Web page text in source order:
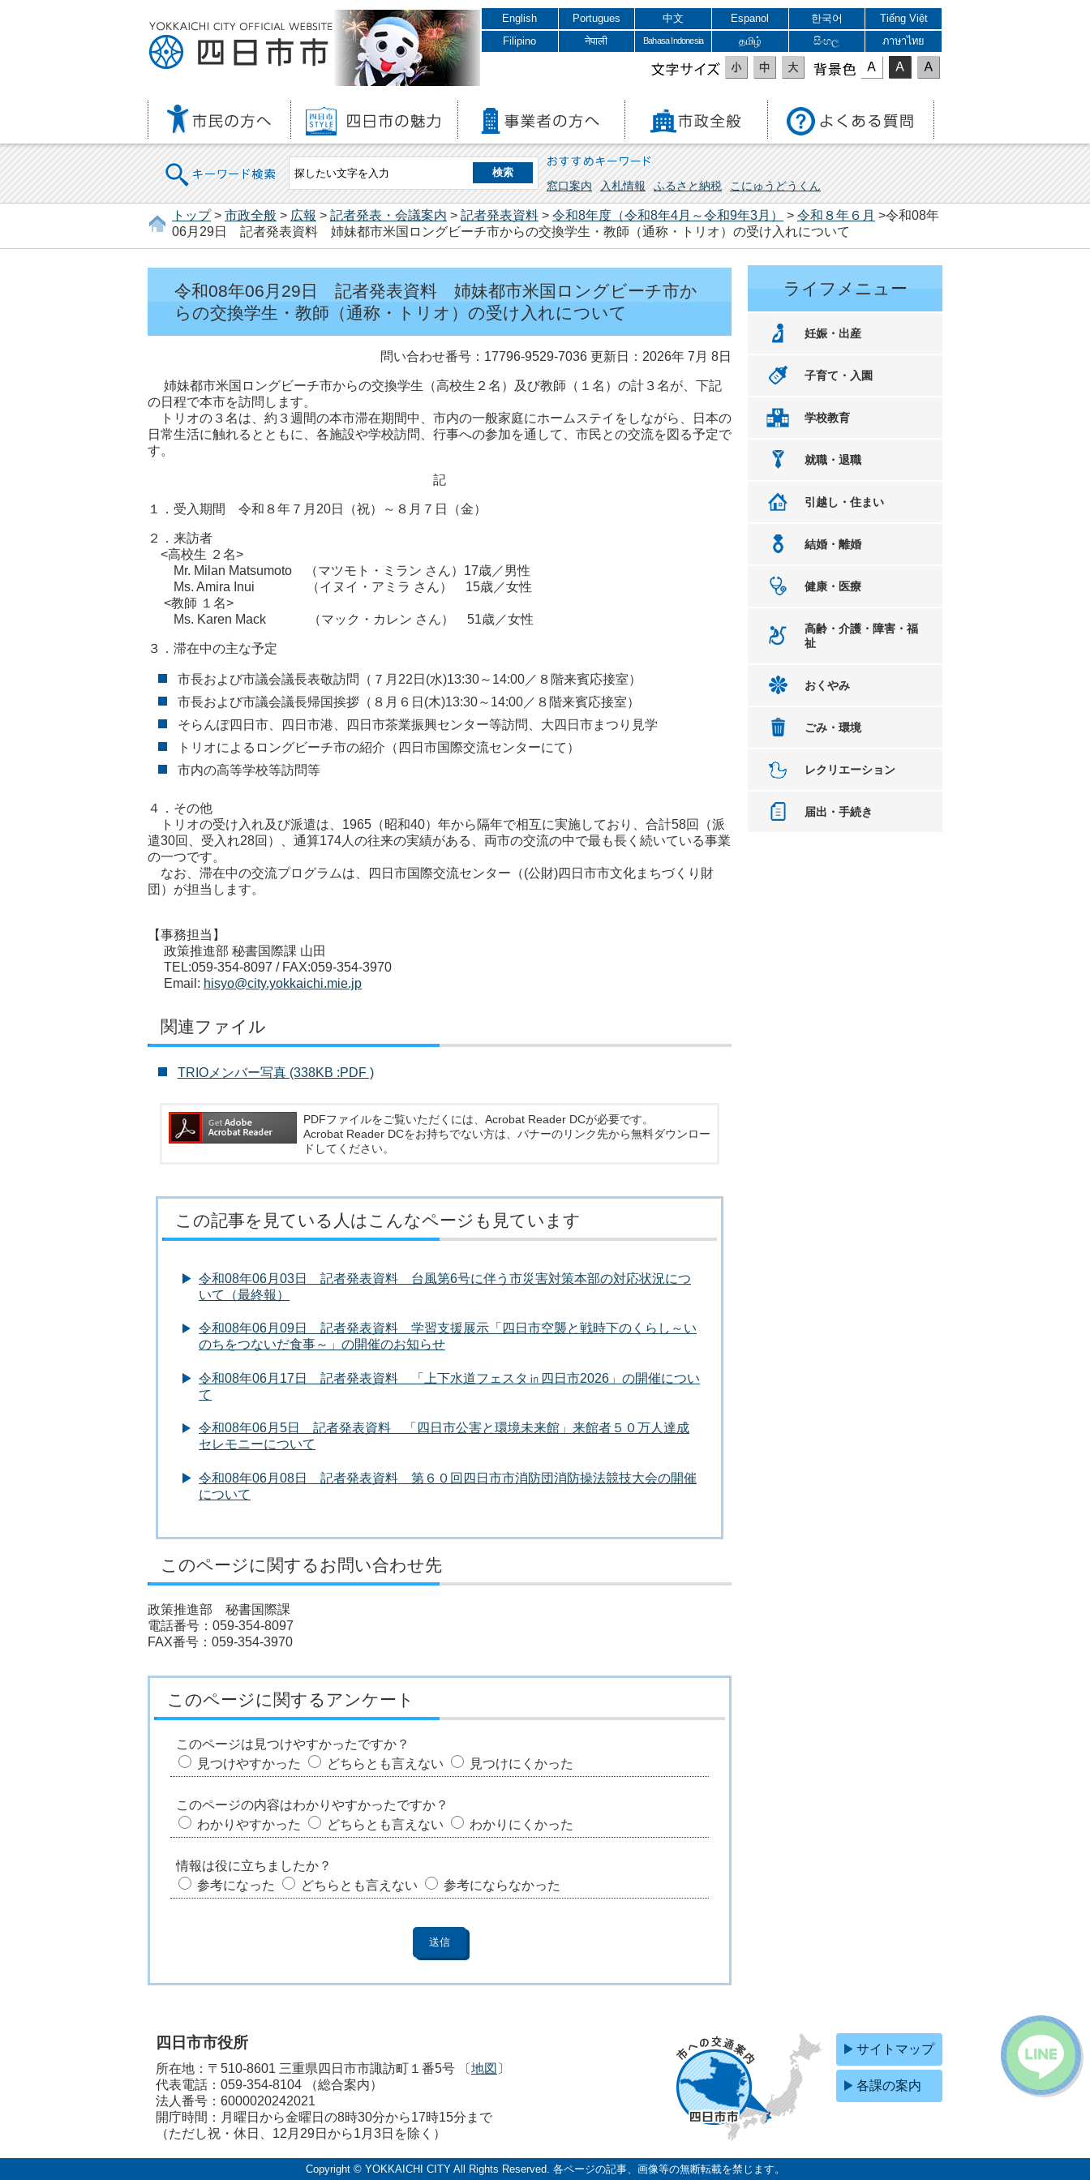
English Portugues 中文 Espanol 한국어
Tiếng Việt
Filipino
नेपाली Bahasa Indonesia தமிழ் සිංහල ภาษาไทย
文字サイズ 表示色
キーワード検索 おすすめキーワード
窓口案内 入札情報 ふるさと納税 こにゅうどうくん
トップ> 市政全般 > 広報 > 記者発表・会議案内 > 記者発表資料 > 令和8年度（令和8年4月～令和9年3月） > 令和８年６月 >令和08年
06月29日 記者発表資料 姉妹都市米国ロングビーチ市からの交換学生・教師（通称・トリオ）の受け入れについて
令和08年06月29日 記者発表資料 姉妹都市米国ロングビーチ市か
らの交換学生・教師（通称・トリオ）の受け入れについて
問い合わせ番号：17796-9529-7036 更新日：2026年 7月 8日
姉妹都市米国ロングビーチ市からの交換学生（高校生２名）及び教師（１名）の計３名が、下記
の日程で本市を訪問します。
トリオの３名は、約３週間の本市滞在期間中、市内の一般家庭にホームステイをしながら、日本の
日常生活に触れるとともに、各施設や学校訪問、行事への参加を通して、市民との交流を図る予定で
す。
記
１．受入期間 令和８年７月20日（祝）～８月７日（金）
２．来訪者
<高校生 ２名>
Mr. Milan Matsumoto （マツモト・ミラン さん）17歳／男性
Ms. Amira Inui （イヌイ・アミラ さん） 15歳／女性
<教師 １名>
Ms. Karen Mack （マック・カレン さん） 51歳／女性
３．滞在中の主な予定
市長および市議会議長表敬訪問（７月22日(水)13:30～14:00／８階来賓応接室）
市長および市議会議長帰国挨拶（８月６日(木)13:30～14:00／８階来賓応接室）
そらんぽ四日市、四日市港、四日市茶業振興センター等訪問、大四日市まつり見学
トリオによるロングビーチ市の紹介（四日市国際交流センターにて）
市内の高等学校等訪問等
４．その他
トリオの受け入れ及び派遣は、1965（昭和40）年から隔年で相互に実施しており、合計58回（派
遣30回、受入れ28回）、通算174人の往来の実績がある、両市の交流の中で最も長く続いている事業
の一つです。
なお、滞在中の交流プログラムは、四日市国際交流センター（(公財)四日市市文化まちづくり財
団）が担当します。
【事務担当】
政策推進部 秘書国際課 山田
TEL:059-354-8097 / FAX:059-354-3970
Email: hisyo@city.yokkaichi.mie.jp
関連ファイル
TRIOメンバー写真 (338KB :PDF )
PDFファイルをご覧いただくには、Acrobat Reader DCが必要です。
Acrobat Reader DCをお持ちでない方は、バナーのリンク先から無料ダウンロー
ドしてください。
この記事を見ている人はこんなページも見ています
令和08年06月03日 記者発表資料 台風第6号に伴う市災害対策本部の対応状況につ
いて（最終報）
令和08年06月09日 記者発表資料 学習支援展示「四日市空襲と戦時下のくらし～い
のちをつないだ食事～」の開催のお知らせ
令和08年06月17日 記者発表資料 「上下水道フェスタ㏌四日市2026」の開催につい
て
令和08年06月5日 記者発表資料 「四日市公害と環境未来館」来館者５０万人達成
セレモニーについて
令和08年06月08日 記者発表資料 第６０回四日市市消防団消防操法競技大会の開催
について
このページに関するお問い合わせ先
政策推進部 秘書国際課
電話番号：059-354-8097
FAX番号：059-354-3970
このページに関するアンケート
このページは見つけやすかったですか？
見つけやすかった
どちらとも言えない 見つけにくかった
このページの内容はわかりやすかったですか？
わかりやすかった
どちらとも言えない わかりにくかった
情報は役に立ちましたか？
参考になった
どちらとも言えない 参考にならなかった
ライフメニュー
妊娠・出産
子育て・入園
学校教育
就職・退職
引越し・住まい
結婚・離婚
健康・医療
高齢・介護・障害・福
祉
おくやみ
ごみ・環境
レクリエーション
届出・手続き
四日市市役所
所在地：〒510-8601 三重県四日市市諏訪町１番5号 〔地図 〕
代表電話： 059-354-8104
（総合案内）
法人番号：6000020242021
開庁時間：月曜日から金曜日の8時30分から17時15分まで
（ただし祝・休日、12月29日から1月3日を除く）
サイトマップ
各課の案内
Copyright © YOKKAICHI CITY All Rights Reserved. 各ページの記事、画像等の無断転載を禁じます。